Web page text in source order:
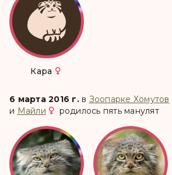
Кара
6 марта 2016 г.в Зоопарке Хомутов
и Майли родилось пять манулят